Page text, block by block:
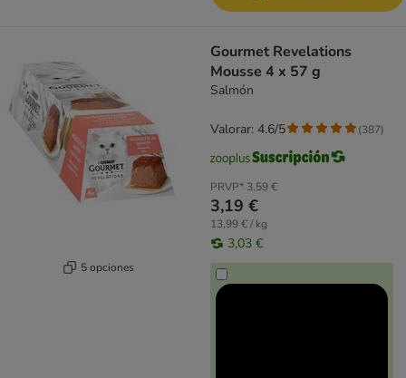
5 opciones
Gourmet Revelations
Mousse 4 x 57 g
Salmón
PRVP* 3,59 €
3,19 €
13,99 € / kg
3,03 €
Valorar: 4.6/5 (387)